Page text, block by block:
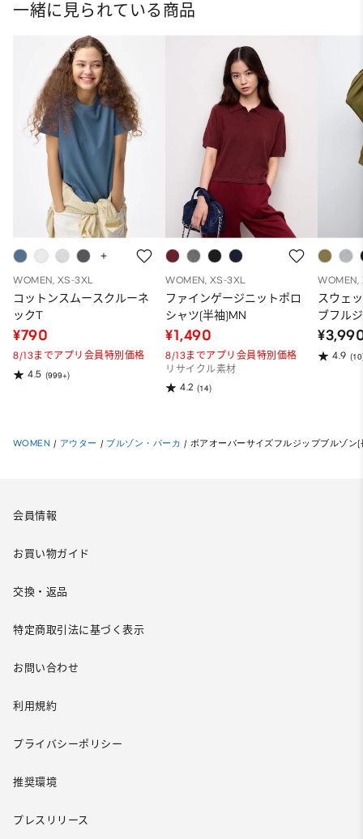
一緒に見られている商品
WOMEN, XS-3XL
コットンスムースクルーネ
ックT
¥790
8/13までアプリ会員特別価格
4.5 (999+)
WOMEN, XS-3XL
ファインゲージニットポロ
シャツ(半袖)MN
¥1,490
8/13までアプリ会員特別価格
リサイクル素材
4.2 (14)
WOMEN,
スウェ
ブフル
ーパー
ット）
4.9
WOMEN / アウター / ブルゾン・パーカ / ボアオーバーサイズフルジップブルゾン(
会員情報
お買い物ガイド
交換・返品
特定商取引法に基づく表示
お問い合わせ
利用規約
プライバシーポリシー
推奨環境
プレスリリース